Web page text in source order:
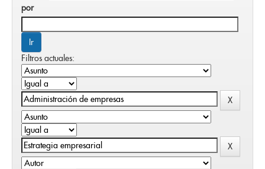
por
Filtros actuales: